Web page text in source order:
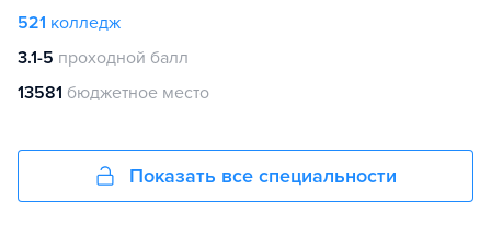
521 колледж
3.1-5 проходной балл
13581 бюджетное место
Показать все специальности